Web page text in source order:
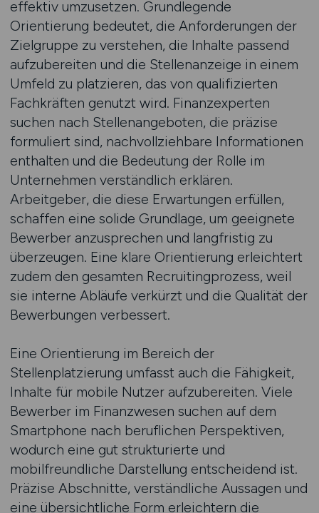
effektiv umzusetzen. Grundlegende
Orientierung bedeutet, die Anforderungen der
Zielgruppe zu verstehen, die Inhalte passend
aufzubereiten und die Stellenanzeige in einem
Umfeld zu platzieren, das von qualifizierten
Fachkräften genutzt wird. Finanzexperten
suchen nach Stellenangeboten, die präzise
formuliert sind, nachvollziehbare Informationen
enthalten und die Bedeutung der Rolle im
Unternehmen verständlich erklären.
Arbeitgeber, die diese Erwartungen erfüllen,
schaffen eine solide Grundlage, um geeignete
Bewerber anzusprechen und langfristig zu
überzeugen. Eine klare Orientierung erleichtert
zudem den gesamten Recruitingprozess, weil
sie interne Abläufe verkürzt und die Qualität der
Bewerbungen verbessert.
Eine Orientierung im Bereich der
Stellenplatzierung umfasst auch die Fähigkeit,
Inhalte für mobile Nutzer aufzubereiten. Viele
Bewerber im Finanzwesen suchen auf dem
Smartphone nach beruflichen Perspektiven,
wodurch eine gut strukturierte und
mobilfreundliche Darstellung entscheidend ist.
Präzise Abschnitte, verständliche Aussagen und
eine übersichtliche Form erleichtern die